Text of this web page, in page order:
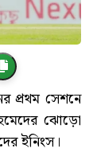
প্রথম সেশনে
ঝোড়ো
ইনিংস।